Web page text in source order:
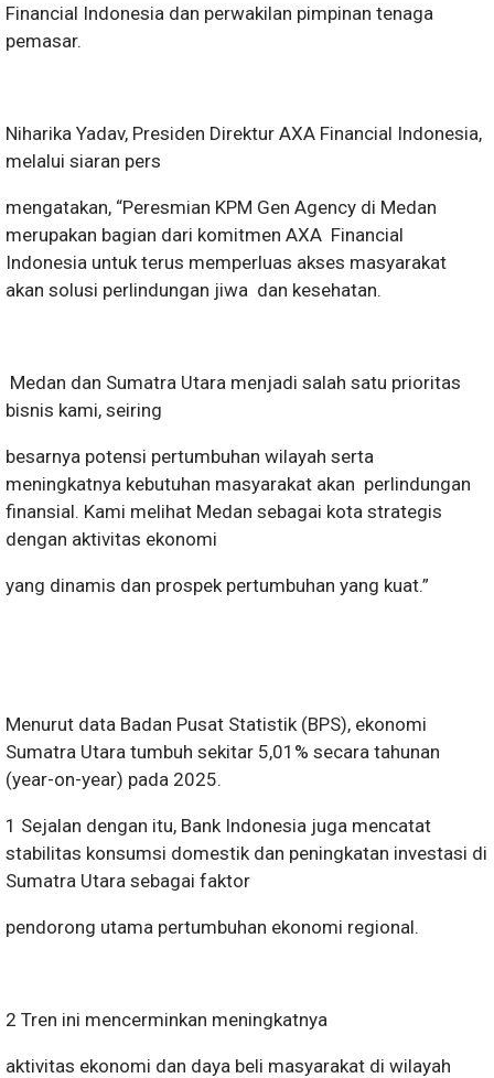
Financial Indonesia dan perwakilan pimpinan tenaga
pemasar.
Niharika Yadav, Presiden Direktur AXA Financial Indonesia,
melalui siaran pers
mengatakan, “Peresmian KPM Gen Agency di Medan
merupakan bagian dari komitmen AXA Financial
Indonesia untuk terus memperluas akses masyarakat
akan solusi perlindungan jiwa dan kesehatan.
Medan dan Sumatra Utara menjadi salah satu prioritas
bisnis kami, seiring
besarnya potensi pertumbuhan wilayah serta
meningkatnya kebutuhan masyarakat akan perlindungan
finansial. Kami melihat Medan sebagai kota strategis
dengan aktivitas ekonomi
yang dinamis dan prospek pertumbuhan yang kuat.”
Menurut data Badan Pusat Statistik (BPS), ekonomi
Sumatra Utara tumbuh sekitar 5,01% secara tahunan
(year-on-year) pada 2025.
1 Sejalan dengan itu, Bank Indonesia juga mencatat
stabilitas konsumsi domestik dan peningkatan investasi di
Sumatra Utara sebagai faktor
pendorong utama pertumbuhan ekonomi regional.
2 Tren ini mencerminkan meningkatnya
aktivitas ekonomi dan daya beli masyarakat di wilayah